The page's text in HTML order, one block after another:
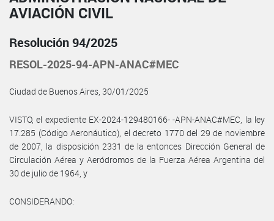
AVIACIÓN CIVIL
Resolución 94/2025
RESOL-2025-94-APN-ANAC#MEC
Ciudad de Buenos Aires, 30/01/2025
VISTO, el expediente EX-2024-129480166- -APN-ANAC#MEC, la ley
17.285 (Código Aeronáutico), el decreto 1770 del 29 de noviembre
de 2007, la disposición 2331 de la entonces Dirección General de
Circulación Aérea y Aeródromos de la Fuerza Aérea Argentina del
30 de julio de 1964, y
CONSIDERANDO: